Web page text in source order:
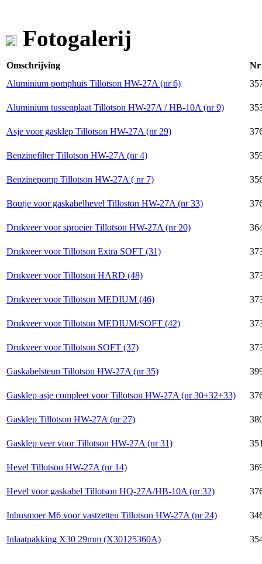
Fotogalerij
Omschrijving
Nr
Aluminium pomphuis Tillotson HW-27A (nr 6)
Aluminium tussenplaat Tillotson HW-27A / HB-10A (nr 9)
Asje voor gasklep Tillotson HW-27A (nr 29)
Benzinefilter Tillotson HW-27A (nr 4)
Benzinepomp Tillotson HW-27A ( nr 7)
Boutje voor gaskabelhevel Tilloston HW-27A (nr 33)
Drukveer voor sproeier Tillotson HW-27A (nr 20)
Drukveer voor Tillotson Extra SOFT (31)
Drukveer voor Tillotson HARD (48)
Drukveer voor Tillotson MEDIUM (46)
Drukveer voor Tillotson MEDIUM/SOFT (42)
Drukveer voor Tillotson SOFT (37)
Gaskabelsteun Tillotson HW-27A (nr 35)
Gasklep asje compleet voor Tillotson HW-27A (nr 30+32+33)
Gasklep Tillotson HW-27A (nr 27)
Gasklep veer voor Tillotson HW-27A (nr 31)
Hevel Tillotson HW-27A (nr 14)
Hevel voor gaskabel Tillotson HQ-27A/HB-10A (nr 32)
Inbusmoer M6 voor vastzetten Tillotson HW-27A (nr 24)
Inlaatpakking X30 29mm (X30125360A)